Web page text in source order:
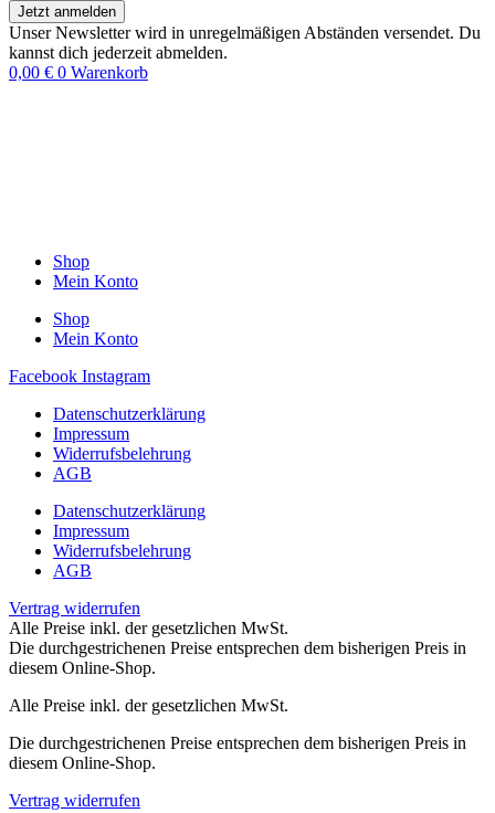
Jetzt anmelden
Unser Newsletter wird in unregelmäßigen Abständen versendet. Du
kannst dich jederzeit abmelden.
0,00 € 0 Warenkorb
Shop
Mein Konto
Shop
Mein Konto
Facebook Instagram
Datenschutzerklärung
Impressum
Widerrufsbelehrung
AGB
Datenschutzerklärung
Impressum
Widerrufsbelehrung
AGB
Vertrag widerrufen
Alle Preise inkl. der gesetzlichen MwSt.
Die durchgestrichenen Preise entsprechen dem bisherigen Preis in
diesem Online-Shop.
Alle Preise inkl. der gesetzlichen MwSt.
Die durchgestrichenen Preise entsprechen dem bisherigen Preis in
diesem Online-Shop.
Vertrag widerrufen